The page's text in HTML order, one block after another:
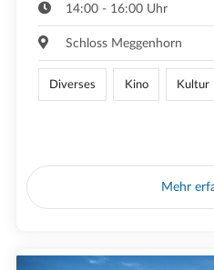
14:00 - 16:00 Uhr
Schloss Meggenhorn
Diverses Kino Kultur
Mehr